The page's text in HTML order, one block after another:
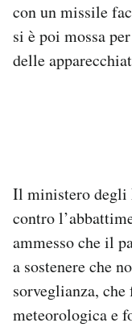
con un missile
si è poi mossa
delle
Il ministero degli
contro
ammesso che il
a sostenere che
sorveglianza,
meteorologica e